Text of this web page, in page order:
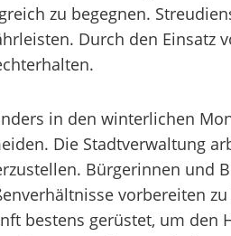
zu begegnen.
Durch den Einsatz
in den winterlichen
Die Stadtverwaltung
Bürgerinnen und
vorbereiten
bestens gerüstet, um den